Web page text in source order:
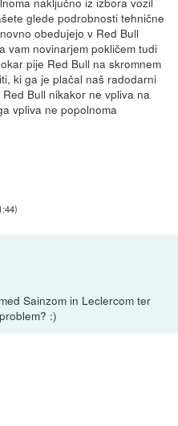
glede podrobnosti tehnične
obedujejo v Red Bull
vam novinarjem pokličem tudi
pije Red Bull na skromnem
ki ga je plačal naš radodarni
Bull nikakor ne vpliva na
vpliva ne popolnoma
)
Sainzom in Leclercom ter
:)